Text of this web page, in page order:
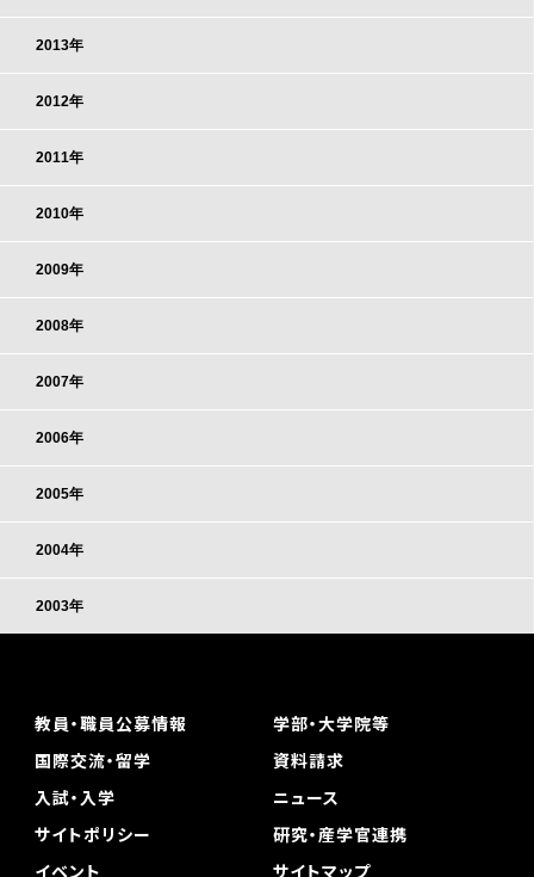
2013年
2012年
2011年
2010年
2009年
2008年
2007年
2006年
2005年
2004年
2003年
教員・職員公募情報
学部・大学院等
国際交流・留学
資料請求
入試・入学
ニュース
サイトポリシー
研究・産学官連携
イベント
サイトマップ